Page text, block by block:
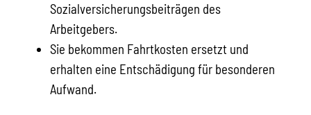
Sozialversicherungsbeiträgen des
Arbeitgebers.
Sie bekommen Fahrtkosten ersetzt und
erhalten eine Entschädigung für besonderen
Aufwand.